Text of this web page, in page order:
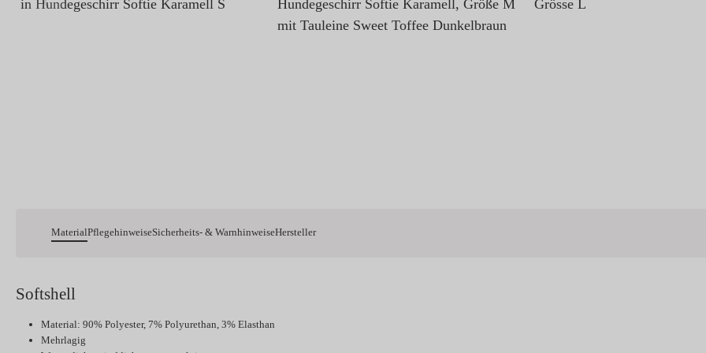
Dackelmädchen Frieda (Gewicht 8 Kilo)
Hundegeschirr Softie Karamell, Größe M
mit Tauleine Sweet Toffee Dunkelbraun
Grösse L
Material
Softshell
Material: 90% Polyester, 7% Polyurethan, 3% Elasthan